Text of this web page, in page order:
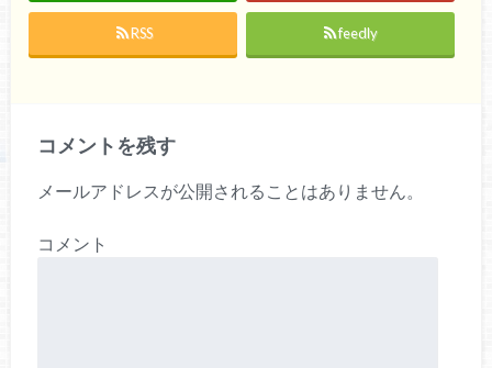
RSS feedly
コメントを残す
メールアドレスが公開されることはありません。
コメント